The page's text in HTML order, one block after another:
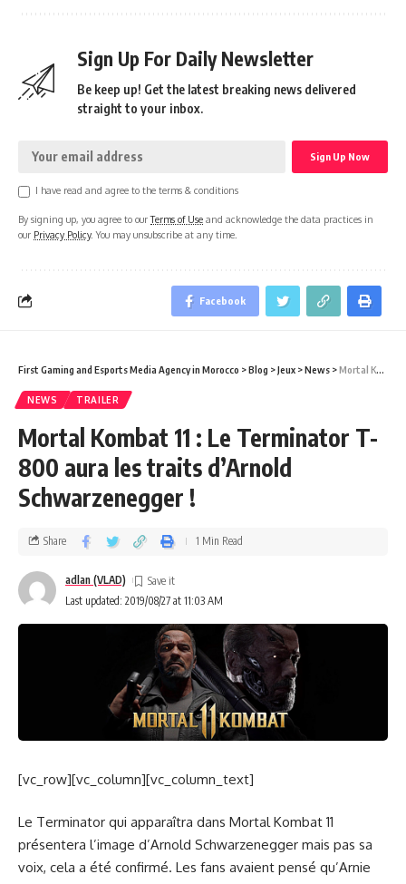
Sign Up For Daily Newsletter
Be keep up! Get the latest breaking news delivered
straight to your inbox.
I have read and agree to the terms & conditions
By signing up, you agree to ourTerms of Use and acknowledge the data practices in
our Privacy Policy. You may unsubscribe at any time.
Facebook
First Gaming and Esports Media Agency in Morocco >Blog >Jeux >News >Mortal Kombat 11 : Le Terminator T-800 aura les traits d’Arnold Schwarzenegger !
NEWS TRAILER
Mortal Kombat 11 : Le Terminator T-
800 aura les traits d’Arnold
Schwarzenegger !
Last updated: 2019/08/27 at 11:03 AM
adlan (VLAD)
Share 1 Min Read
[vc_row][vc_column][vc_column_text]
Le Terminator qui apparaîtra dans Mortal Kombat 11
présentera l’image d’Arnold Schwarzenegger mais pas sa
voix, cela a été confirmé. Les fans avaient pensé qu’Arnie